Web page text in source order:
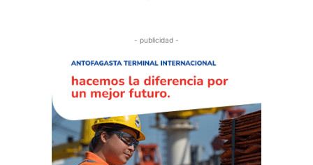
- publicidad -